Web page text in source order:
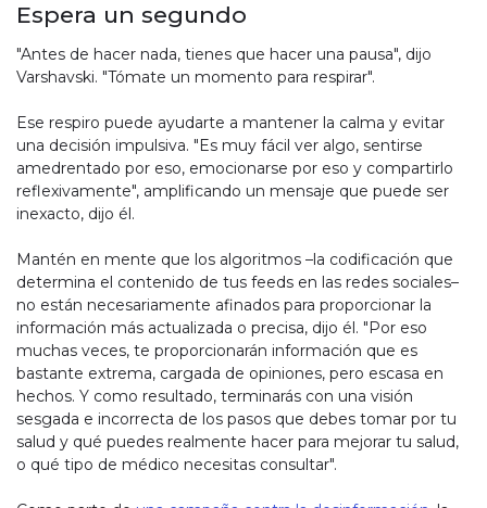
Espera un segundo
"Antes de hacer nada, tienes que hacer una pausa", dijo
Varshavski. "Tómate un momento para respirar".
Ese respiro puede ayudarte a mantener la calma y evitar
una decisión impulsiva. "Es muy fácil ver algo, sentirse
amedrentado por eso, emocionarse por eso y compartirlo
reflexivamente", amplificando un mensaje que puede ser
inexacto, dijo él.
Mantén en mente que los algoritmos –la codificación que
determina el contenido de tus feeds en las redes sociales–
no están necesariamente afinados para proporcionar la
información más actualizada o precisa, dijo él. "Por eso
muchas veces, te proporcionarán información que es
bastante extrema, cargada de opiniones, pero escasa en
hechos. Y como resultado, terminarás con una visión
sesgada e incorrecta de los pasos que debes tomar por tu
salud y qué puedes realmente hacer para mejorar tu salud,
o qué tipo de médico necesitas consultar".